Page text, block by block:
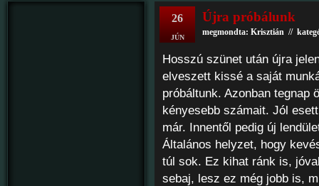
26
JÚN
Újra próbálunk
megmondta: Krisztián //
Hosszú szünet után újra
elveszett kissé a saját
próbáltunk. Azonban tegnap
kényesebb számait. Jól
már. Innentől pedig új
Általános helyzet, hogy
túl sok. Ez kihat ránk is,
sebaj, lesz ez még jobb is,